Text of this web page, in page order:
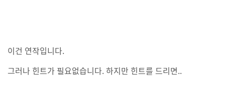
이건 연작입니다.
그러나 힌트가 필요없습니다. 하지만 힌트를 드리면..